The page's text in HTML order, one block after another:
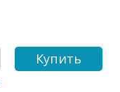
Купить